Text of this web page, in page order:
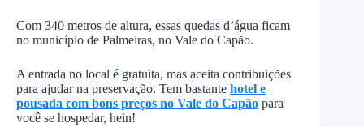
Com 340 metros de altura, essas quedas d’água ficam
no município de Palmeiras, no Vale do Capão.
A entrada no local é gratuita, mas aceita contribuições
para ajudar na preservação. Tem bastante hotel e
pousada com bons preços no Vale do Capão para
você se hospedar, hein!